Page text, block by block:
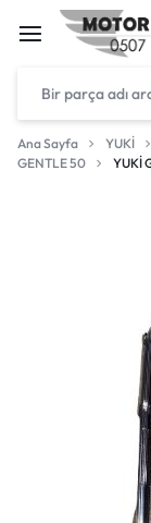
Ana Sayfa YUKİ
GENTLE 50
YUKİ